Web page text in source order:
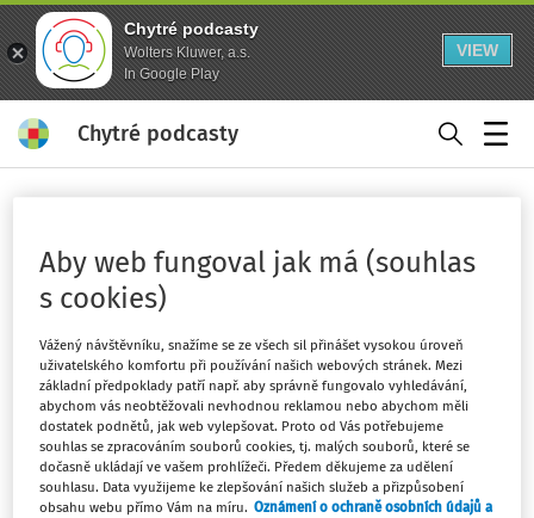
Chytré podcasty
Wolters Kluwer, a.s.
In Google Play
VIEW
Chytré podcasty
technické zhodnocení - strana 1
Sledovat klíčové slovo
Filtr
Počet vyhledaných dokumentů:2
Řadit podle: Nejnovější Nejstarší
Aby web fungoval jak má (souhlas
s cookies)
Vážený návštěvníku, snažíme se ze všech sil přinášet vysokou úroveň
uživatelského komfortu při používání našich webových stránek. Mezi
základní předpoklady patří např. aby správně fungovalo vyhledávání,
abychom vás neobtěžovali nevhodnou reklamou nebo abychom měli
dostatek podnětů, jak web vylepšovat. Proto od Vás potřebujeme
souhlas se zpracováním souborů cookies, tj. malých souborů, které se
dočasně ukládají ve vašem prohlížeči. Předem děkujeme za udělení
souhlasu. Data využijeme ke zlepšování našich služeb a přizpůsobení
obsahu webu přímo Vám na míru. Oznámení o ochraně osobních údajů a